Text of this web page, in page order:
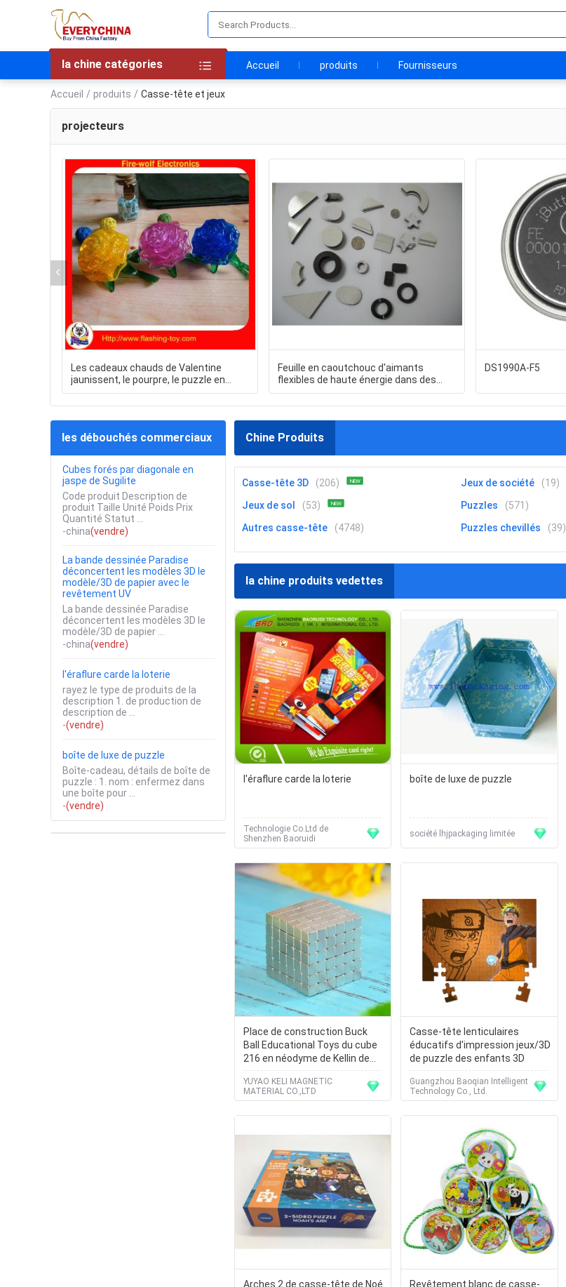
la chine catégories Accueil produits Fournisseurs
Accueil / produits / Casse-tête et jeux
projecteurs
Les cadeaux chauds de Valentine
jaunissent, le pourpre, le puzzle en
cristal rose Z-1094 de DIY 3D Rose
pour des enfants
Feuille en caoutchouc d'aimants
flexibles de haute énergie dans des
puzzles intellectuels
DS1990A-F5
les débouchés commerciaux
Cubes forés par diagonale en
jaspe de Sugilite
Code produit Description de
produit Taille Unité Poids Prix
Quantité Statut ...
-china(vendre)
La bande dessinée Paradise
déconcertent les modèles 3D le
modèle/3D de papier avec le
revêtement UV
La bande dessinée Paradise
déconcertent les modèles 3D le
modèle/3D de papier ...
-china(vendre)
l'éraflure carde la loterie
rayez le type de produits de la
description 1. de production de
description de ...
-(vendre)
boîte de luxe de puzzle
Boîte-cadeau, détails de boîte de
puzzle : 1. nom : enfermez dans
une boîte pour ...
-(vendre)
Chine Produits
Casse-tête 3D (206) NEW Jeux de société (19)
Jeux de sol
(53) NEW Puzzles (571)
Autres casse-tête
(4748) Puzzles chevillés (39)
la chine produits vedettes
l'éraflure carde la loterie
Technologie Co.Ltd de
Shenzhen Baoruidi
boîte de luxe de puzzle
société lhjpackaging limitée
Place de construction Buck
Ball Educational Toys du cube
216 en néodyme de Kellin de
bloc magnétique magnétique
des PCs 5mm pour des
enfants
YUYAO KELI MAGNETIC
MATERIAL CO.,LTD
Casse-tête lenticulaires
éducatifs d'impression jeux/3D
de puzzle des enfants 3D
Guangzhou Baoqian Intelligent
Technology Co., Ltd.
Arches 2 de casse-tête de Noé
Revêtement blanc de casse-